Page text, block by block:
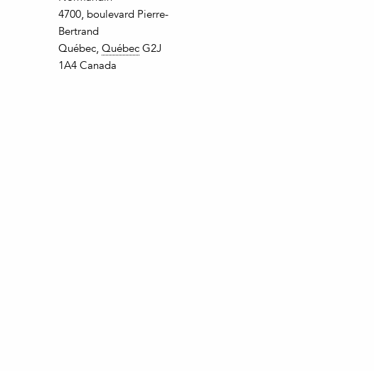
4700, boulevard Pierre-
Bertrand
Québec Québec G2J
1A4 Canada